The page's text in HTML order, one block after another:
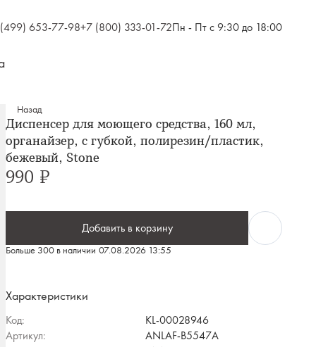
653-77-98+7 (800) 333-01-72Пн - Пт с 9:30 до 18:00
Назад
Диспенсер для моющего средства, 160 мл,
органайзер, с губкой, полирезин/пластик,
бежевый, Stone
990 ₽
Больше 300 в наличии 07.08.2026 13:55
Добавить в корзину
Характеристики
Код:
KL-00028946
Артикул:
ANLAF-B5547A